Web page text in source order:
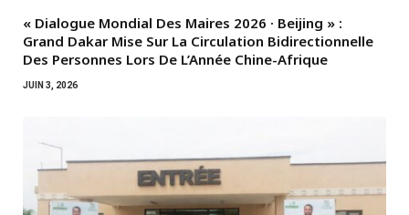
« Dialogue Mondial Des Maires 2026 · Beijing » :
Grand Dakar Mise Sur La Circulation Bidirectionnelle
Des Personnes Lors De L’Année Chine-Afrique
JUIN 3, 2026